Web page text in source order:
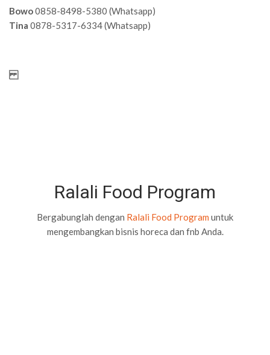
Bowo0858-8498-5380 (Whatsapp)
Tina 0878-5317-6334 (Whatsapp)
Ralali Food Program
Bergabunglah dengan Ralali Food Program untuk
mengembangkan bisnis horeca dan fnb Anda.